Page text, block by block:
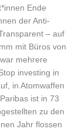
Ende
der Anti-
– auf
mit Büros von
mehrere
investing in
in Atomwaffen
ist in 73
zu den
Jahr flossen